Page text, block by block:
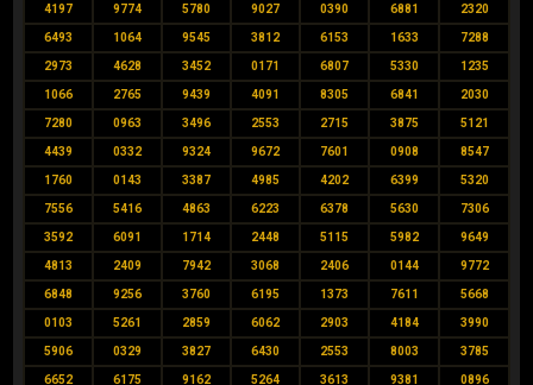
4197 9774 5780 9027 0390 6881 2320
6493 1064 9545 3812 6153 1633 7288
2973 4628 3452 0171 6807 5330 1235
1066 2765 9439 4091 8305 6841 2030
7280 0963 3496 2553 2715 3875 5121
4439 0332 9324 9672 7601 0908 8547
1760 0143 3387 4985 4202 6399 5320
7556 5416 4863 6223 6378 5630 7306
3592 6091 1714 2448 5115 5982 9649
4813 2409 7942 3068 2406 0144 9772
6848 9256 3760 6195 1373 7611 5668
0103 5261 2859 6062 2903 4184 3990
5906 0329 3827 6430 2553 8003 3785
6652 6175 9162 5264 3613 9381 0896